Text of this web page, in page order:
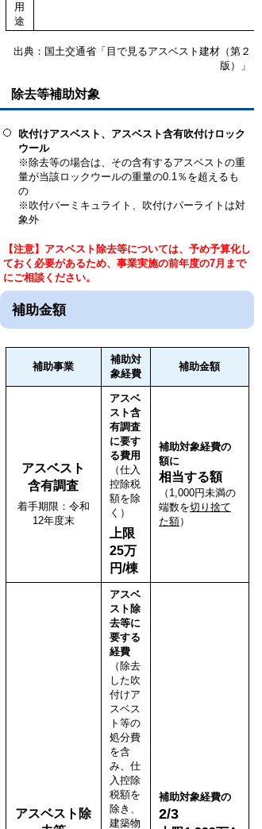
用
途
出典：国土交通省「目で見るアスベスト建材（第２
版）」
除去等補助対象
吹付けアスベスト、アスベスト含有吹付けロック
ウール
※除去等の場合は、その含有するアスベストの重
量が当該ロックウールの重量の0.1％を超えるも
の
※吹付バーミキュライト、吹付けパーライトは対
象外
【注意】アスベスト除去等については、予め予算化し
ておく必要があるため、事業実施の前年度の7月まで
にご相談ください。
補助金額
補助事業
補助対
象経費
補助金額
アスベスト
含有調査
着手期限：令和
12年度末
アスベ
スト含
有調査
に要す
る費用
（仕入
控除税
額を除
く）
上限
25万
円/棟
補助対象経費の
額に
相当する額
（1,000円未満の
端数を切り捨て
た額）
アスベスト除
アスベ
スト除
去等に
要する
経費
（除去
した吹
付けア
スベス
ト等の
処分費
を含
み、仕
入控除
税額を
除き、
建築物
補助対象経費の
2/3